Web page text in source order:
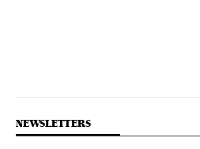
NEWSLETTERS